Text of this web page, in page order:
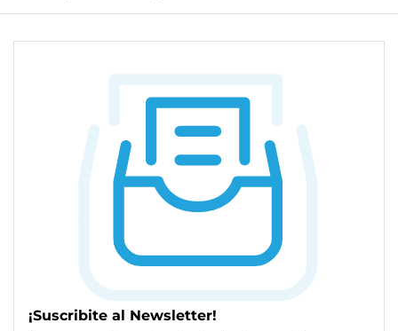
¡Suscribite al Newsletter!